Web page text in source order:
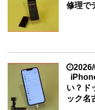
修理で
い？ド
ック名